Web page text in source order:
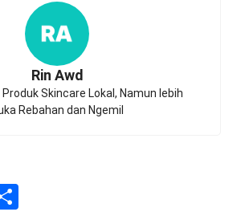
Rin Awd
Skincare Lokal, Namun lebih
Rebahan dan Ngemil